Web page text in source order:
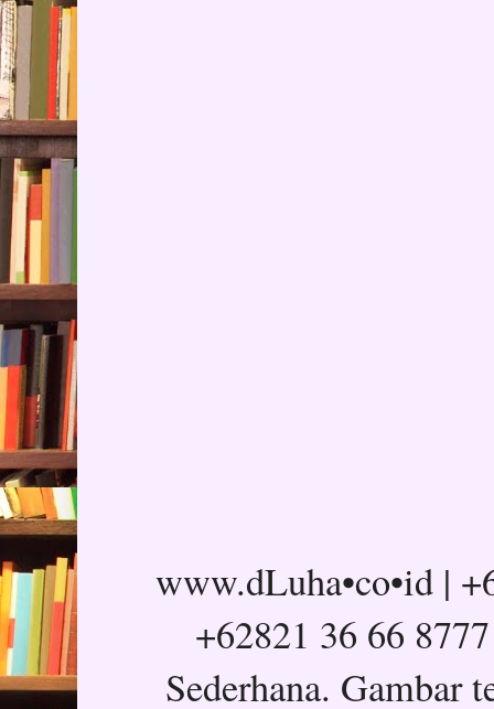
www.dLuha•co•id |
+62821 36 66
Sederhana. Gambar